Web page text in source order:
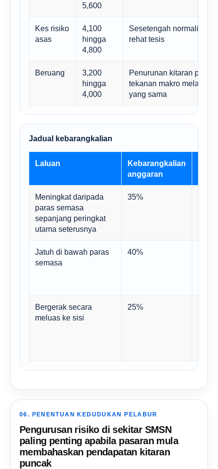
5,600
Kes risiko
asas
4,100
hingga
4,800
Sesetengah normalisasi
rehat tesis
Beruang
3,200
hingga
4,000
Penurunan kitaran
tekanan makro melanda
yang sama
Jadual kebarangkalian
Laluan
Kebarangkalian
anggaran
Meningkat daripada
paras semasa
sepanjang peringkat
utama seterusnya
35%
Jatuh di bawah paras
semasa
40%
Bergerak secara
meluas ke sisi
25%
06. PENENTUAN KEDUDUKAN PELABUR
Pengurusan risiko di sekitar SMSN
paling penting apabila pasaran mula
membahaskan pendapatan kitaran
puncak